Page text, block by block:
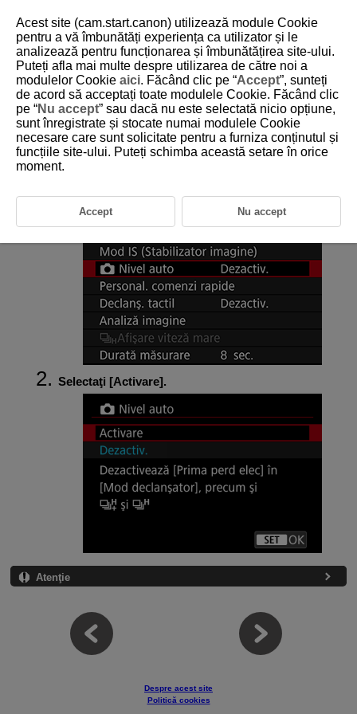
D180-089
Nivel auto
Nivelul automat ajută la păstrarea imaginilor drepte. Această funcţie este
aplicată şi la fotografierea verticală.
Selectaţi [ : Nivel auto].
Selectaţi [Activare].
Atenţie
Despre acest site
Politică cookies
Acest site (cam.start.canon) utilizează module Cookie
pentru a vă îmbunătăți experiența ca utilizator și le
analizează pentru funcționarea și îmbunătățirea site-ului.
Puteți afla mai multe despre utilizarea de către noi a
modulelor Cookie aici. Făcând clic pe “Accept”, sunteți
de acord să acceptați toate modulele Cookie. Făcând clic
pe “Nu accept” sau dacă nu este selectată nicio opțiune,
sunt înregistrate și stocate numai modulele Cookie
necesare care sunt solicitate pentru a furniza conținutul și
funcțiile site-ului. Puteți schimba această setare în orice
moment.
Accept Nu accept